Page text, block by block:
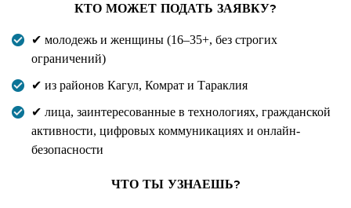
КТО МОЖЕТ ПОДАТЬ ЗАЯВКУ?
✔ молодежь и женщины (16–35+, без строгих
ограничений)
✔ из районов Кагул, Комрат и Тараклия
✔ лица, заинтересованные в технологиях, гражданской
активности, цифровых коммуникациях и онлайн-
безопасности
ЧТО ТЫ УЗНАЕШЬ?